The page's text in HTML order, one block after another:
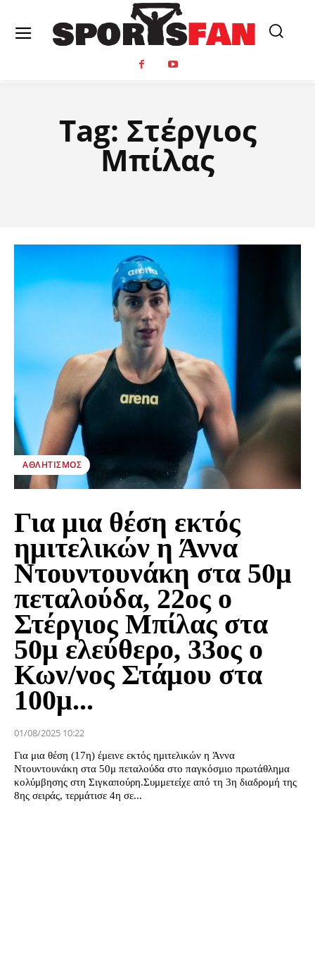
Tag: Στέργιος
Μπίλας
ΑΘΛΗΤΙΣΜΌΣ
Για μια θέση εκτός
ημιτελικών η Άννα
Ντουντουνάκη στα 50μ
πεταλούδα, 22ος ο
Στέργιος Μπίλας στα
50μ ελεύθερο, 33ος ο
Κων/νος Στάμου στα
100μ...
01/08/2025 10:22
Για μια θέση (17η) έμεινε εκτός ημιτελικών η Άννα
Ντουντουνάκη στα 50μ πεταλούδα στο παγκόσμιο πρωτάθλημα
κολύμβησης στη Σιγκαπούρη.Συμμετείχε από τη 3η διαδρομή της
8ης σειράς, τερμάτισε 4η σε...